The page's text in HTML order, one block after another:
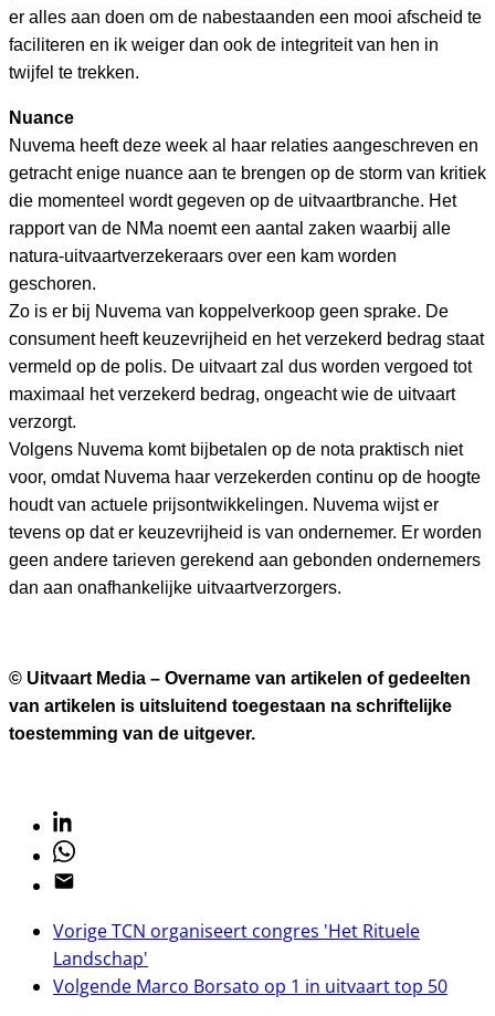
er alles aan doen om de nabestaanden een mooi afscheid te
faciliteren en ik weiger dan ook de integriteit van hen in
twijfel te trekken.
Nuance
Nuvema heeft deze week al haar relaties aangeschreven en
getracht enige nuance aan te brengen op de storm van kritiek
die momenteel wordt gegeven op de uitvaartbranche. Het
rapport van de NMa noemt een aantal zaken waarbij alle
natura-uitvaartverzekeraars over een kam worden
geschoren.
Zo is er bij Nuvema van koppelverkoop geen sprake. De
consument heeft keuzevrijheid en het verzekerd bedrag staat
vermeld op de polis. De uitvaart zal dus worden vergoed tot
maximaal het verzekerd bedrag, ongeacht wie de uitvaart
verzorgt.
Volgens Nuvema komt bijbetalen op de nota praktisch niet
voor, omdat Nuvema haar verzekerden continu op de hoogte
houdt van actuele prijsontwikkelingen. Nuvema wijst er
tevens op dat er keuzevrijheid is van ondernemer. Er worden
geen andere tarieven gerekend aan gebonden ondernemers
dan aan onafhankelijke uitvaartverzorgers.
© Uitvaart Media – Overname van artikelen of gedeelten
van artikelen is uitsluitend toegestaan na schriftelijke
toestemming van de uitgever.
Linkedin
Whatsapp
Email
VorigeTCN organiseert congres 'Het Rituele
Landschap'
Volgende Marco Borsato op 1 in uitvaart top 50